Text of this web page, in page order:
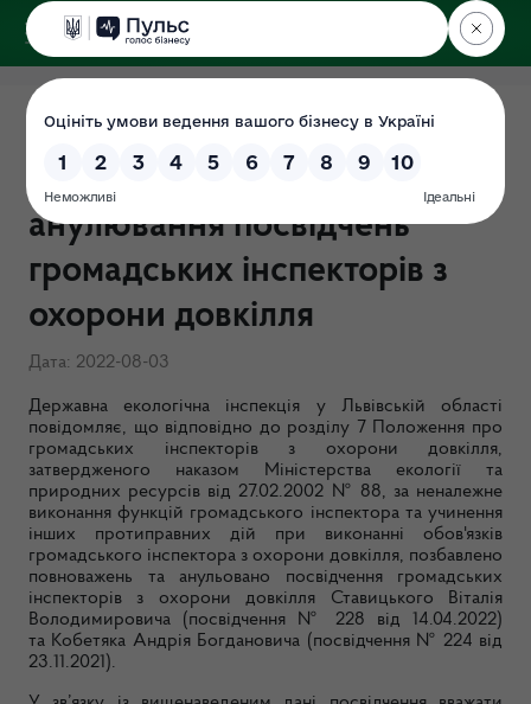
ДЕРЖЕКОІНСПЕКЦІЯ
у Львівській області
Інформація щодо
позбавлення повноважень та
анулювання посвідчень
громадських інспекторів з
охорони довкілля
Дата: 2022-08-03
Державна екологічна інспекція у Львівській області
повідомляє, що відповідно до розділу 7 Положення про
громадських інспекторів з охорони довкілля,
затвердженого наказом Міністерства екології та
природних ресурсів від 27.02.2002 № 88, за неналежне
виконання функцій громадського інспектора та учинення
інших протиправних дій при виконанні обов'язків
громадського інспектора з охорони довкілля, позбавлено
повноважень та анульовано посвідчення громадських
інспекторів з охорони довкілля Ставицького Віталія
Володимировича (посвідчення № 228 від 14.04.2022)
та Кобетяка Андрія Богдановича (посвідчення № 224 від
23.11.2021).